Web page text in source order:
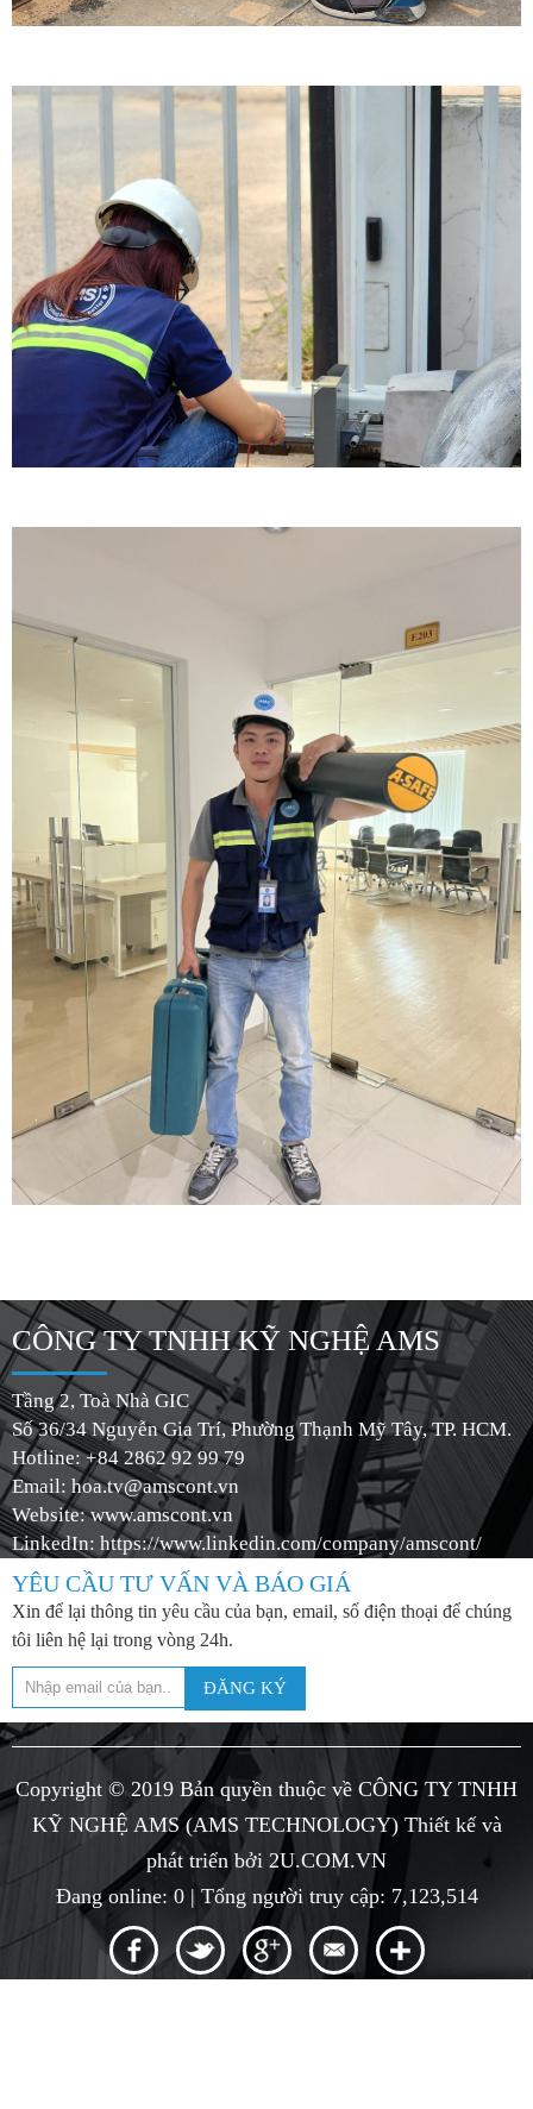
CÔNG TY TNHH KỸ NGHỆ AMS
Tầng 2, Toà Nhà GIC
Số 36/34 Nguyễn Gia Trí, Phường Thạnh Mỹ Tây, TP. HCM.
Hotline: +84 2862 92 99 79
Email: hoa.tv@amscont.vn
Website: www.amscont.vn
LinkedIn: https://www.linkedin.com/company/amscont/
YÊU CẦU TƯ VẤN VÀ BÁO GIÁ
Xin để lại thông tin yêu cầu của bạn, email, số điện thoại để chúng
tôi liên hệ lại trong vòng 24h.
ĐĂNG KÝ
Copyright © 2019 Bản quyền thuộc về CÔNG TY TNHH
KỸ NGHỆ AMS (AMS TECHNOLOGY) Thiết kế và
phát triển bởi 2U.COM.VN
Đang online: 0 | Tổng người truy cập: 7,123,514